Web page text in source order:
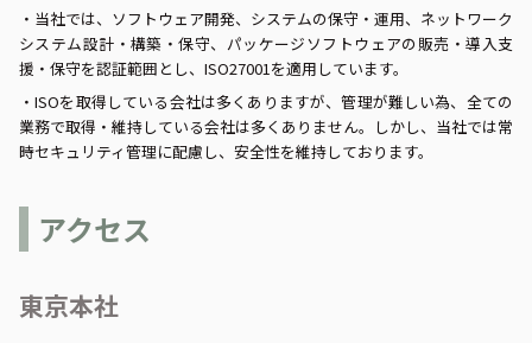
・当社では、ソフトウェア開発、システムの保守・運用、ネットワーク
システム設計・構築・保守、パッケージソフトウェアの販売・導入支
援・保守を認証範囲とし、ISO27001を適用しています。
・ISOを取得している会社は多くありますが、管理が難しい為、全ての
業務で取得・維持している会社は多くありません。しかし、当社では常
時セキュリティ管理に配慮し、安全性を維持しております。
アクセス
東京本社